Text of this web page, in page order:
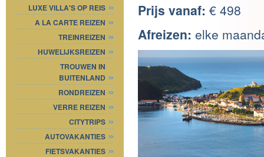
LUXE VILLA'S OP REIS
A LA CARTE REIZEN
TREINREIZEN
HUWELIJKSREIZEN
TROUWEN IN
BUITENLAND
RONDREIZEN
VERRE REIZEN
CITYTRIPS
AUTOVAKANTIES
FIETSVAKANTIES
Prijs vanaf: € 498
Afreizen: elke